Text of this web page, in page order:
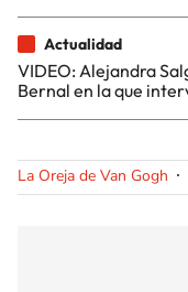
Actualidad
VIDEO: Alejandra
Bernal en la que
La Oreja de Van Gogh